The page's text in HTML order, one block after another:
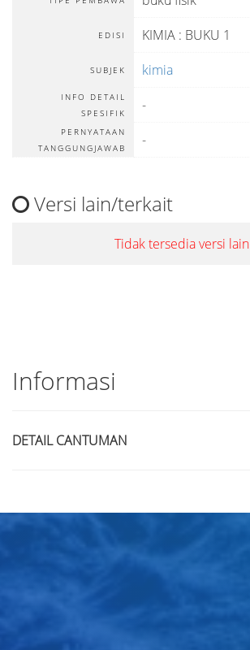
EDISI KIMIA : BUKU 1
SUBJEK kimia
INFO DETAIL
SPESIFIK
-
PERNYATAAN
TANGGUNGJAWAB
-
Versi lain/terkait
Tidak tersedia versi lain
Informasi
DETAIL CANTUMAN